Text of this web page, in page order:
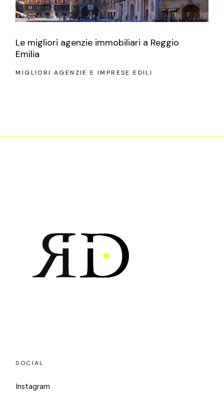
Le migliori agenzie immobiliari a Reggio
Emilia
MIGLIORI AGENZIE E IMPRESE EDILI
SOCIAL
Instagram